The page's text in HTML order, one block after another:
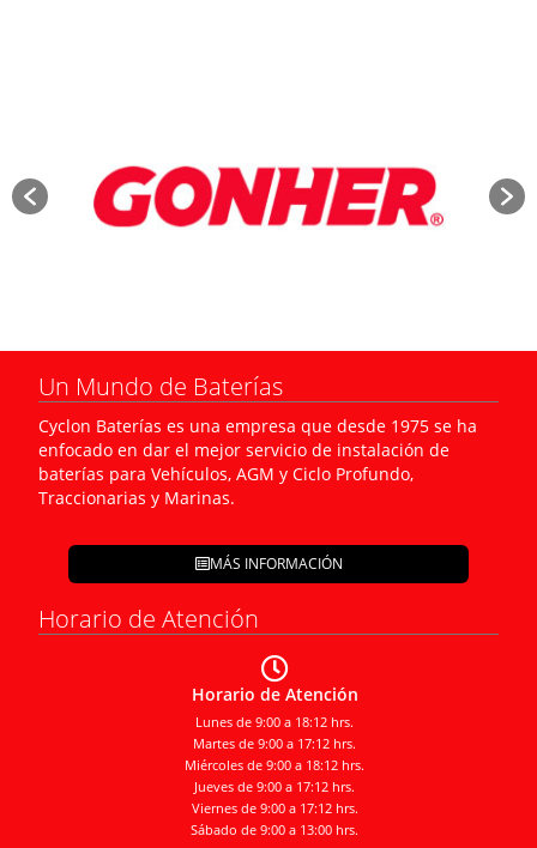
Un Mundo de Baterías
Cyclon Baterías es una empresa que desde 1975 se ha
enfocado en dar el mejor servicio de instalación de
baterías para Vehículos, AGM y Ciclo Profundo,
Traccionarias y Marinas.
MÁS INFORMACIÓN
Horario de Atención
Horario de Atención
Lunes de 9:00 a 18:12 hrs.
Martes de 9:00 a 17:12 hrs.
Miércoles de 9:00 a 18:12 hrs.
Jueves de 9:00 a 17:12 hrs.
Viernes de 9:00 a 17:12 hrs.
Sábado de 9:00 a 13:00 hrs.